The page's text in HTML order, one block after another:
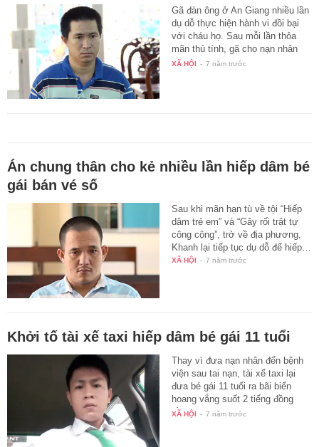
Gã đàn ông ở An Giang nhiều lần
dụ dỗ thực hiện hành vi đồi bại
với cháu họ. Sau mỗi lần thỏa
mãn thú tính, gã cho nạn nhân
từ…
XÃ HỘI - 7 năm trước
Án chung thân cho kẻ nhiều lần hiếp dâm bé
gái bán vé số
Sau khi mãn hạn tù về tội “Hiếp
dâm trẻ em” và “Gây rối trật tự
công cộng”, trở về địa phương,
Khanh lại tiếp tục dụ dỗ để hiếp…
XÃ HỘI - 7 năm trước
Khởi tố tài xế taxi hiếp dâm bé gái 11 tuổi
Thay vì đưa nạn nhân đến bệnh
viện sau tai nạn, tài xế taxi lại
đưa bé gái 11 tuổi ra bãi biển
hoang vắng suốt 2 tiếng đồng
hồ…
XÃ HỘI - 7 năm trước